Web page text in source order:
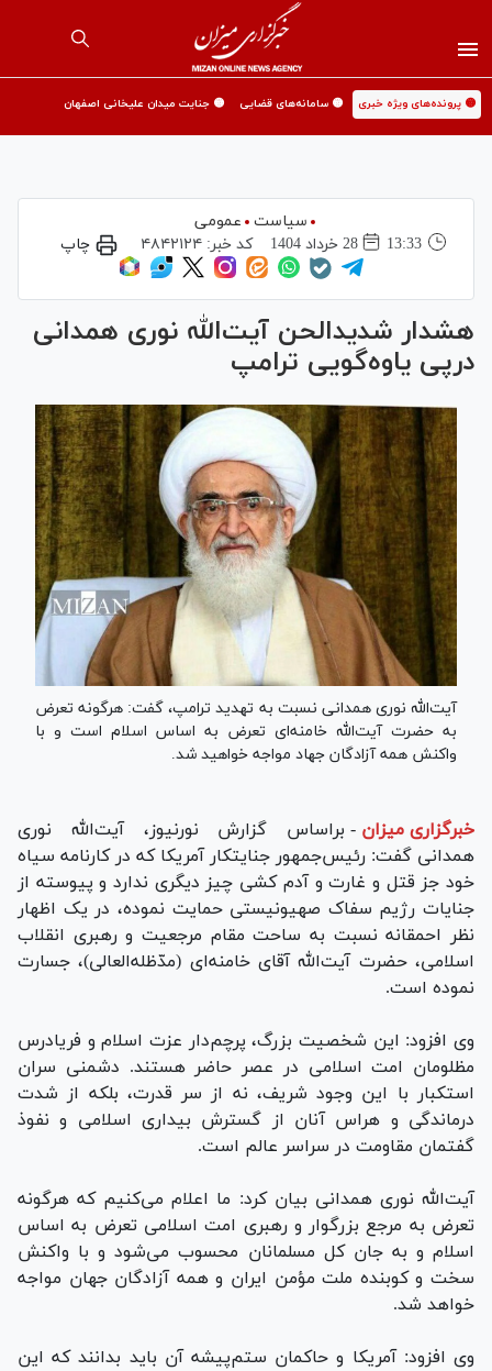
🟡 پرونده‌های ویژه خبری 🟡 سامانه‌های قضایی 🟡 جنایت میدان علیخانی اصفهان
سیاست
عمومی
13:33
28 خرداد 1404 کد خبر:۴۸۴۲۱۲۴ چاپ
هشدار شدیدالحن آیت‌الله نوری همدانی
درپی یاوه‌گویی ترامپ
آیت‌الله نوری همدانی نسبت به تهدید ترامپ، گفت: هرگونه تعرض
به حضرت آیت‌الله خامنه‌ای تعرض به اساس اسلام است و با
واکنش همه آزادگان جهاد مواجه خواهید شد.
خبرگزاری میزان - براساس گزارش نورنیوز، آیت‌الله نوری
همدانی گفت: رئیس‌جمهور جنایتکار آمریکا که در کارنامه سیاه
خود جز قتل و غارت و آدم کشی چیز دیگری ندارد و پیوسته از
جنایات رژیم سفاک صهیونیستی حمایت نموده، در یک اظهار
نظر احمقانه نسبت به ساحت مقام مرجعیت و رهبری انقلاب
اسلامی، حضرت آیت‌الله آقای خامنه‌ای (مدّظله‌العالی)، جسارت
نموده است.
وی افزود: این شخصیت بزرگ، پرچم‌دار عزت اسلام و فریادرس
مظلومان امت اسلامی در عصر حاضر هستند. دشمنی سران
استکبار با این وجود شریف، نه از سر قدرت، بلکه از شدت
درماندگی و هراس آنان از گسترش بیداری اسلامی و نفوذ
گفتمان مقاومت در سراسر عالم است.
آیت‌الله نوری همدانی بیان کرد: ما اعلام می‌کنیم که هرگونه
تعرض به مرجع بزرگوار و رهبری امت اسلامی تعرض به اساس
اسلام و به جان کل مسلمانان محسوب می‌شود و با واکنش
سخت و کوبنده ملت مؤمن ایران و همه آزادگان جهان مواجه
خواهد شد.
وی افزود: آمریکا و حاکمان ستم‌پیشه آن باید بدانند که این